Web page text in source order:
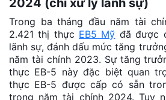
2024 (chỉ xử lý lãnh sự)
Trong ba tháng đầu năm tài
2.421 thị thực EB5 Mỹ đã được
lãnh sự, đánh dấu mức tăng
năm tài chính 2023. Sự tăng
thực EB-5 này đặc biệt quan
thực EB-5 được cấp có sẵn
trong năm tài chính 2024. Tuy